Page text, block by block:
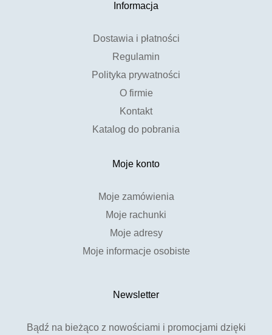
Informacja
Dostawia i płatności
Regulamin
Polityka prywatności
O firmie
Kontakt
Katalog do pobrania
Moje konto
Moje zamówienia
Moje rachunki
Moje adresy
Moje informacje osobiste
Newsletter
Bądź na bieżąco z nowościami i promocjami dzięki